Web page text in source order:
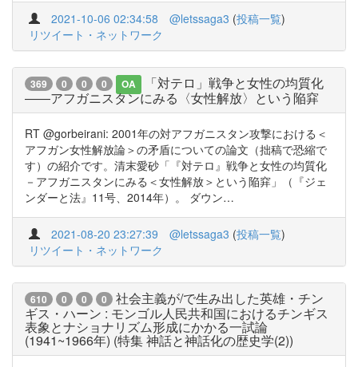
2021-10-06 02:34:58 @letssaga3 (投稿一覧)
リツイート・ネットワーク
369 0 0 0 OA
「対テロ」戦争と女性の均質化
――アフガニスタンにみる〈女性解放〉という陥穽
RT @gorbeirani: 2001年の対アフガニスタン攻撃における＜
アフガン女性解放論＞の矛盾についての論文（拙稿で恐縮で
す）の紹介です。清末愛砂「『対テロ』戦争と女性の均質化
－アフガニスタンにみる＜女性解放＞という陥穽」（『ジェ
ンダーと法』11号、2014年）。 ダウン…
2021-08-20 23:27:39 @letssaga3 (投稿一覧)
リツイート・ネットワーク
610 0 0 0
社会主義が/で生み出した英雄・チン
ギス・ハーン : モンゴル人民共和国におけるチンギス
表象とナショナリズム形成にかかる一試論
(1941~1966年) (特集 神話と神話化の歴史学(2))